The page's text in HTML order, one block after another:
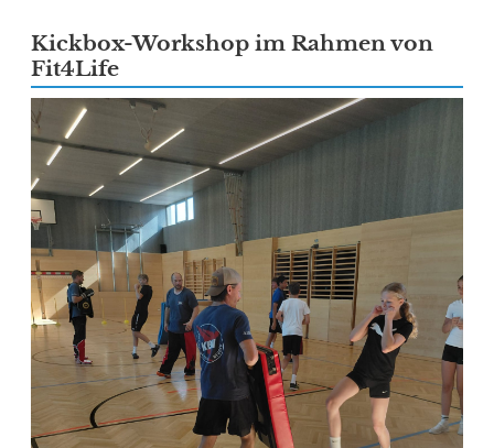
Kickbox-Workshop im Rahmen von
Fit4Life